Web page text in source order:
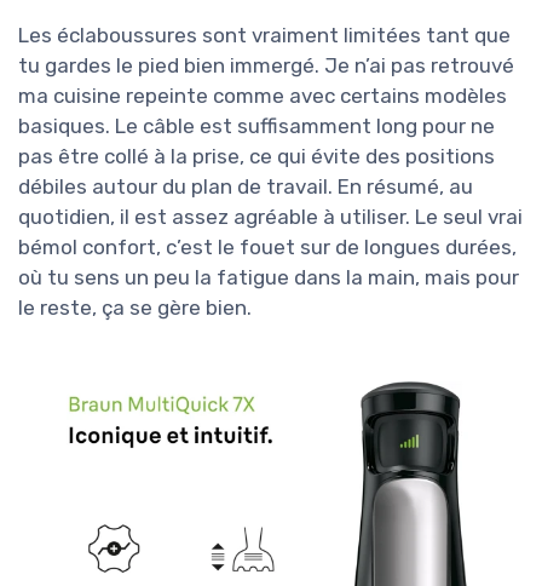
Les éclaboussures sont vraiment limitées tant que
tu gardes le pied bien immergé. Je n’ai pas retrouvé
ma cuisine repeinte comme avec certains modèles
basiques. Le câble est suffisamment long pour ne
pas être collé à la prise, ce qui évite des positions
débiles autour du plan de travail. En résumé, au
quotidien, il est assez agréable à utiliser. Le seul vrai
bémol confort, c’est le fouet sur de longues durées,
où tu sens un peu la fatigue dans la main, mais pour
le reste, ça se gère bien.